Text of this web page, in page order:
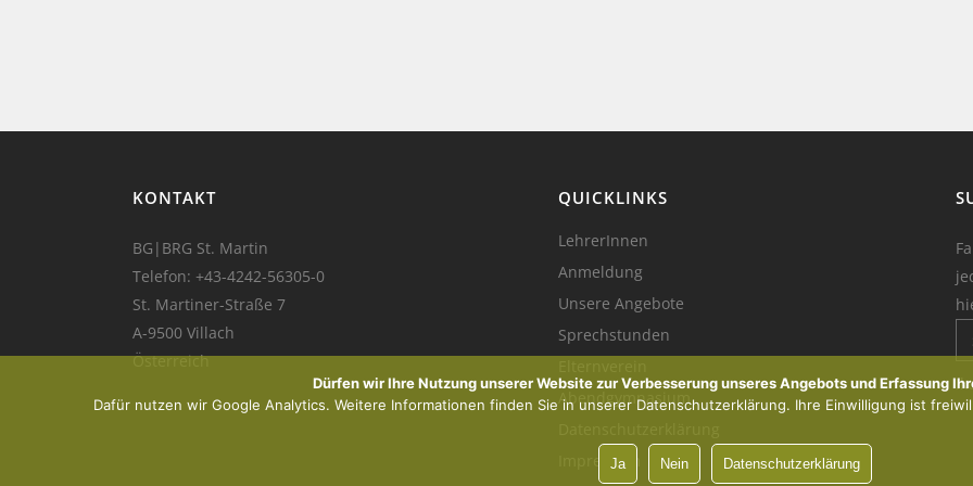
KONTAKT
BG|BRG St. Martin
Telefon: +43-4242-56305-0
St. Martiner-Straße 7
A-9500 Villach
Österreich
QUICKLINKS
LehrerInnen
Anmeldung
Unsere Angebote
Sprechstunden
Abendgymnasium
Impressum
Dürfen wir Ihre Nutzung unserer Website zur Verbesserung unseres Angebots und Erfassung
Dafür nutzen wir Google Analytics. Weitere Informationen finden Sie in unserer Datenschutzerklärung. Ihre Einwilligung ist
Ja Nein Datenschutzerklärung